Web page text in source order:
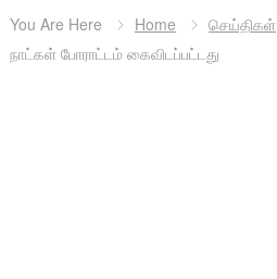
You Are Here Home செய்திகள்
நாட்கள் போராட்டம் கைவிடப்பட்டது